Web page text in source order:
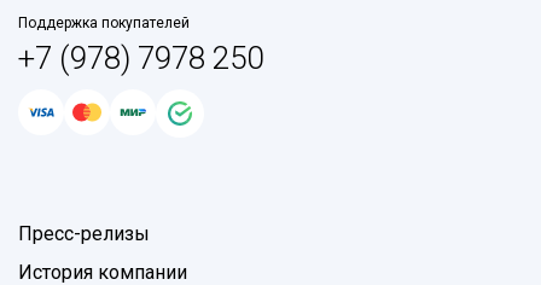
Поддержка покупателей
+7 (978) 7978 250
Пресс-релизы
История компании